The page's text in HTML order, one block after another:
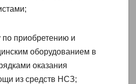
по приобретению и
оборудованием в
оказания
из средств НСЗ;